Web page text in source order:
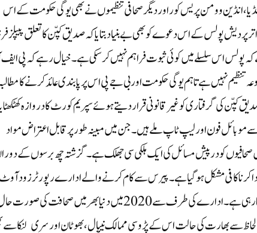
انڈین وومن پریس کور اور دیگر صحافی تنظیموں نے بھی یوگی حکومت کے اس
پولس کے اس دعوے کو بھی بے بنیاد بتایا کہ صدیق کپّن کا تعلق پیپلز
کہ پولس اس سلسلے میں کوئی ثبوت فراہم نہیں کرسکی ہے۔خیال رہے کہ پی
تنظیم نہیں ہے تاہم یوگی حکومت اور بی جے پی اس پر پابندی عائد کرنے کا
کی گرفتاری کو غیر قانونی قرار دیتے ہوئے سپریم کورٹ کا دروازہ
موبائل فون اور لیپ ٹاپ ملے ہیں۔ جن میں مبینہ طور پر قابل اعتراض مواد
کو درپیش مسائل کی ایک ہلکی سی جھلک ہے۔ گزشتہ چھ برسوں کے
ادا کرنا کافی مشکل ہوگیا ہے۔پیرس سے کام کرنے والے ادارے رپورٹرز ود آوٹ
بارڈر کے مطابق بھارت میں صحافتی آزادی کی حالت مسلسل بگڑتی جارہی ہے۔ ادارے کی طرف سے 2020 میں دنیا بھر میں صحافت
آزادی کے لحاظ سے بھارت کی حالت اس کے پڑوسی ممالک نیپال، بھوٹان اور سری لنکا